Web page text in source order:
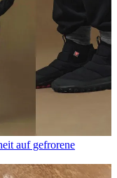
auf gefrorene